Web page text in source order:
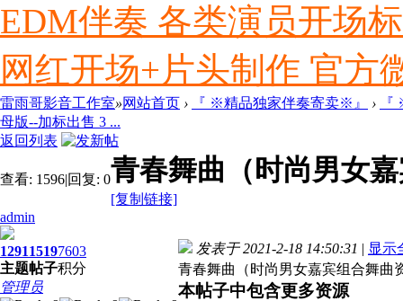
EDM伴奏 各类演员开场
网红开场+片头制作 官方
雷雨哥影音工作室»网站首页 › 『 ※精品独家伴奏寄卖※』 ›
母版--加标出售 3 ...
返回列表
查看: 1596|回复: 0青春舞曲（时尚男女
[复制链接]
admin
1291
主题
1519
帖子
7603
积分
管理员
发表于 2021-2-18 14:50:31 | 显示
青春舞曲（时尚男女嘉宾组合舞
本帖子中包含更多资源